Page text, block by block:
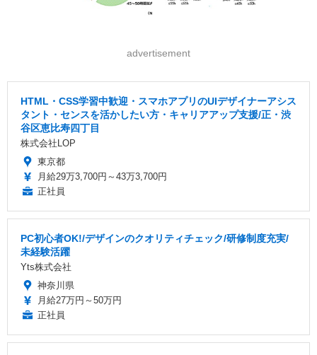
advertisement
HTML・CSS学習中歓迎・スマホアプリのUIデザイナーアシス
タント・センスを活かしたい方・キャリアアップ支援/正・渋
谷区恵比寿四丁目
株式会社LOP
東京都
月給29万3,700円～43万3,700円
正社員
PC初心者OK!/デザインのクオリティチェック/研修制度充実/
未経験活躍
Yts株式会社
神奈川県
月給27万円～50万円
正社員